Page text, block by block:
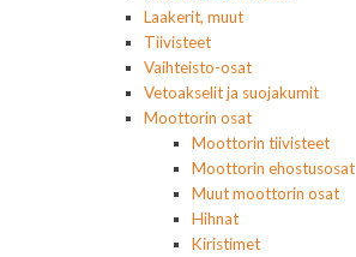
Laakerit, muut
Tiivisteet
Vaihteisto-osat
Vetoakselit ja suojakumit
Moottorin osat
Moottorin tiivisteet
Moottorin ehostusosat
Muut moottorin osat
Hihnat
Kiristimet